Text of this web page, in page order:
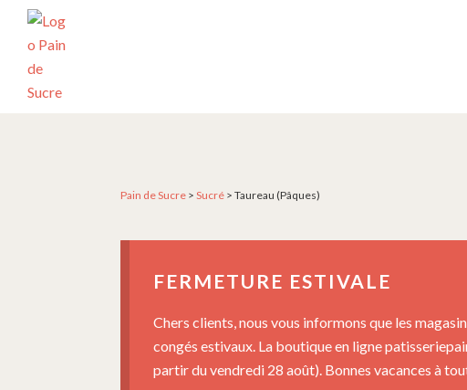
Passer
Passer
Passer
Pain de Sucre > Sucré > Taureau (Pâques)
FERMETURE ESTIVALE
Chers clients, nous vous informons que les
congés estivaux. La boutique en ligne
partir du vendredi 28 août). Bonnes vacances à